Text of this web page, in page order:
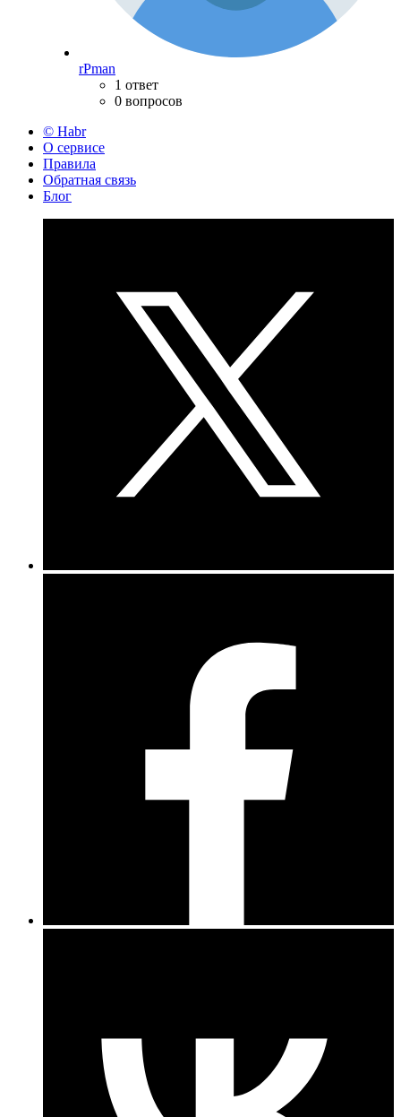
rPman
1 ответ
0 вопросов
© Habr
О сервисе
Правила
Обратная связь
Блог